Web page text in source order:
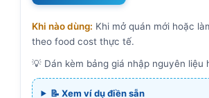
Khi nào dùng: Khi mở quán mới hoặc
theo food cost thực tế.
💡 Dán kèm bảng giá nhập nguyên
📝 Xem ví dụ điền sẵn